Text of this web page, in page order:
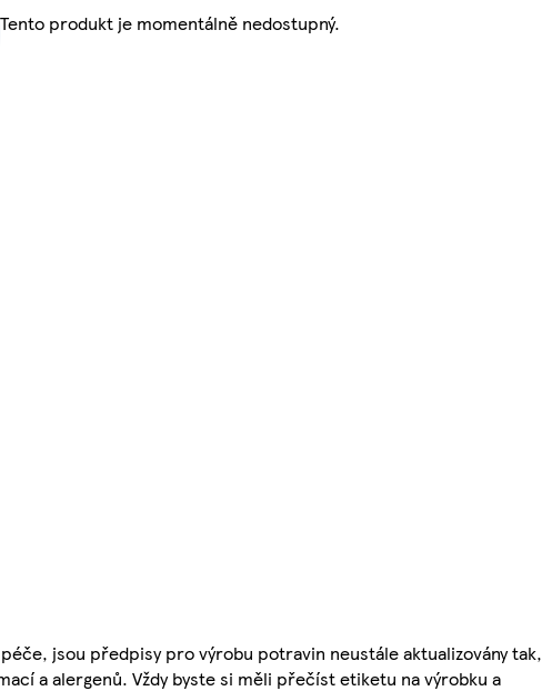
Tento produkt je momentálně nedostupný.
jsou předpisy pro výrobu potravin neustále aktualizovány tak,
a alergenů. Vždy byste si měli přečíst etiketu na výrobku a